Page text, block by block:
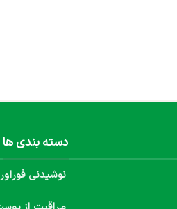
دسته بندی ها
نوشیدنی فوراور